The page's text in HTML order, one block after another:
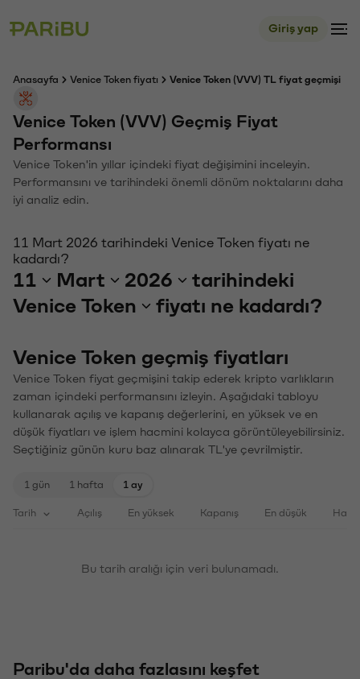
Giriş yap
Anasayfa Venice Token fiyatı Venice Token (VVV) TL fiyat geçmişi
Venice Token (VVV) Geçmiş Fiyat
Performansı
Venice Token'in yıllar içindeki fiyat değişimini inceleyin.
Performansını ve tarihindeki önemli dönüm noktalarını daha
iyi analiz edin.
11 Mart 2026 tarihindeki Venice Token fiyatı ne
kadardı?
11 Mart 2026
tarihindeki
Venice Token
fiyatı ne kadardı?
Venice Token geçmiş fiyatları
Venice Token fiyat geçmişini takip ederek kripto varlıkların
zaman içindeki performansını izleyin. Aşağıdaki tabloyu
kullanarak açılış ve kapanış değerlerini, en yüksek ve en
düşük fiyatları ve işlem hacmini kolayca görüntüleyebilirsiniz.
Seçtiğiniz günün kuru baz alınarak TL'ye çevrilmiştir.
1 gün 1 hafta 1 ay
Tarih Açılış En yüksek Kapanış En düşük
Bu tarih aralığı için veri bulunamadı.
Paribu'da daha fazlasını keşfet